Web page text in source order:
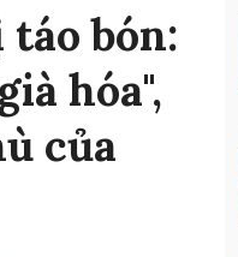
táo bón:
hóa",
của